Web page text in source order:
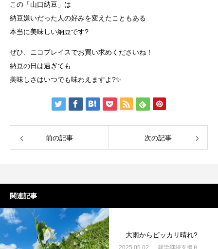
この「山口納豆」は
納豆嫌いだった人の好みを変えたこともある
本当に美味しい納豆です?
ぜひ、ニコプレイスでお買い求めくださいね！
納豆の日は過ぎても
美味しさはいつでも味わえますよ?✨
前の記事 次の記事
関連記事
大雨からピッカリ晴れ?
2025.05.02 就労継続支援Ｂ型・ニコプレイス